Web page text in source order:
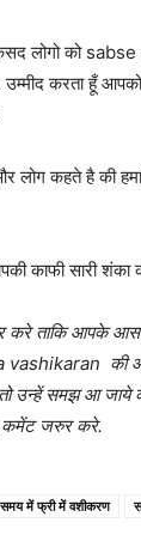
लोगो को
करता हूँ आपको
कहते है की
काफी सारी शंका
करे ताकि आपके
की
उन्हें समझ आ जाये
कमेंट जरुर करे.
में फ्री में वशीकरण